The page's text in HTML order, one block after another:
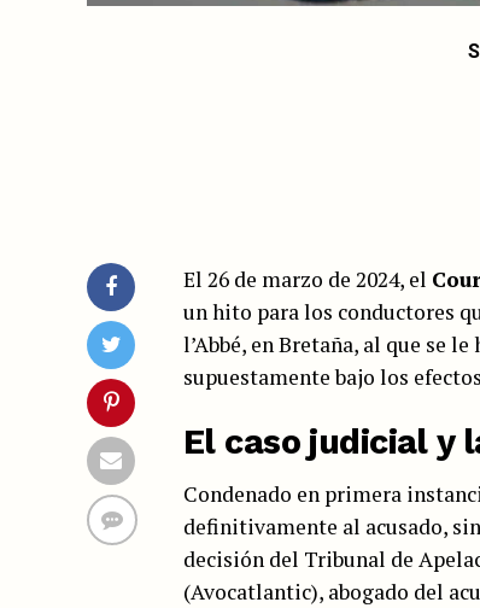
El 26 de marzo de 2024, el
un hito para los conductores
l’Abbé, en Bretaña, al que se
supuestamente bajo los
El caso judicial y
Condenado en primera
definitivamente al acusado,
decisión del Tribunal de
(Avocatlantic), abogado del